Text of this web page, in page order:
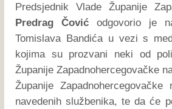
Predsjednik Vlade Županije
Predrag Čović odgovorio je
Tomislava Bandića u vezi s
kojima su prozvani neki od
Županije Zapadnohercegovačke
Županije
navedenih službenika, te da će